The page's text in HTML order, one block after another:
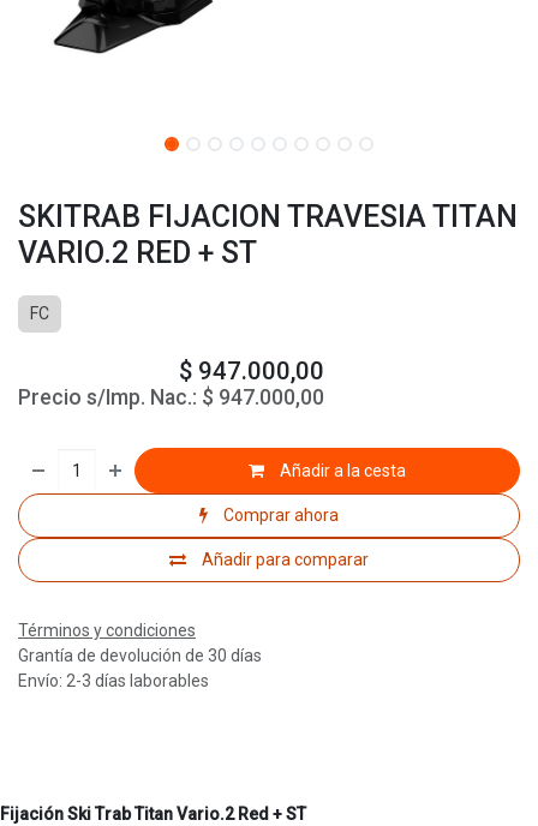
SKITRAB FIJACION TRAVESIA TITAN
VARIO.2 RED + ST
FC
$ 947.000,00
Precio s/Imp. Nac.: $ 947.000,00
Añadir a la cesta
Comprar ahora
Añadir para comparar
Términos y condiciones
Grantía de devolución de 30 días
Envío: 2-3 días laborables
Fijación Ski Trab Titan Vario.2 Red + ST